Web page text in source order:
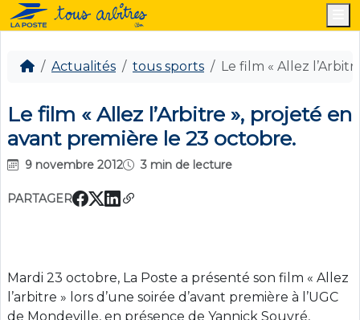
Actualités tous sports Le film « Allez
Le film « Allez l’Arbitre », projeté en
avant première le 23 octobre.
9 novembre 2012 3 min de lecture
PARTAGER
Mardi 23 octobre, La Poste a présenté son film « Allez
l’arbitre » lors d’une soirée d’avant première à l’UGC
de Mondeville, en présence de Yannick Souvré,